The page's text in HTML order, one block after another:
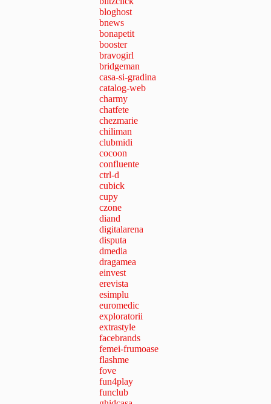
bloghost
bnews
bonapetit
booster
bravogirl
bridgeman
casa-si-gradina
catalog-web
charmy
chatfete
chezmarie
chiliman
clubmidi
cocoon
confluente
ctrl-d
cubick
cupy
czone
diand
digitalarena
disputa
dmedia
dragamea
einvest
erevista
esimplu
euromedic
exploratorii
extrastyle
facebrands
femei-frumoase
flashme
fove
fun4play
funclub